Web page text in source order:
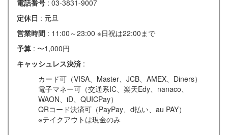
電話番号 : 03-3831-9007
定休日 : 元旦
営業時間 : 11:00～23:00 ※日祝は22:00まで
予算 : 〜1,000円
キャッシュレス決済 :
カード可（VISA、Master、JCB、AMEX、Diners）
電子マネー可（交通系IC、楽天Edy、nanaco、
WAON、iD、QUICPay）
QRコード決済可（PayPay、d払い、au PAY）
※テイクアウトは現金のみ